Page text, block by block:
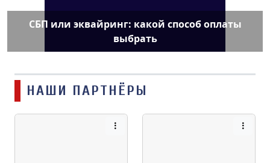
СБП или эквайринг: какой способ оплаты
выбрать
НАШИ ПАРТНЁРЫ